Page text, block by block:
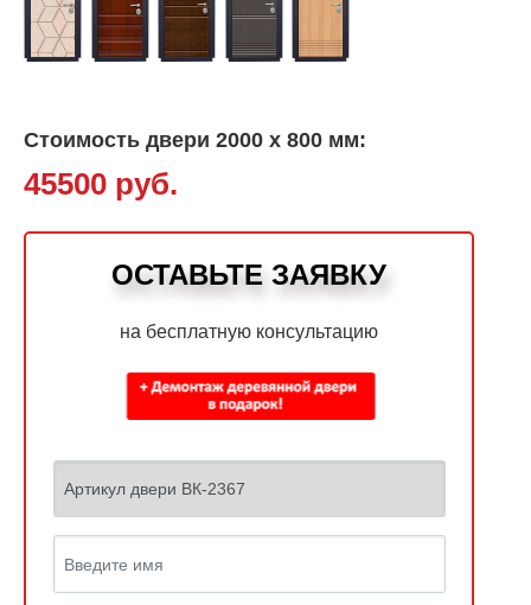
Стоимость двери 2000 х 800 мм:
45500 руб.
ОСТАВЬТЕ ЗАЯВКУ
на бесплатную консультацию